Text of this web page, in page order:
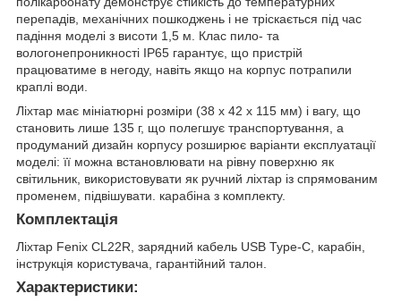
перепадів, механічних пошкоджень і не тріскається під час
падіння моделі з висоти 1,5 м. Клас пило- та
вологонепроникності IP65 гарантує, що пристрій
працюватиме в негоду, навіть якщо на корпус потрапили
краплі води.
Ліхтар має мініатюрні розміри (38 х 42 х 115 мм) і вагу, що
становить лише 135 г, що полегшує транспортування, а
продуманий дизайн корпусу розширює варіанти експлуатації
моделі: її можна встановлювати на рівну поверхню як
світильник, використовувати як ручний ліхтар із спрямованим
променем, підвішувати. карабіна з комплекту.
Комплектація
Ліхтар Fenix CL22R, зарядний кабель USB Type-C, карабін,
інструкція користувача, гарантійний талон.
Характеристики: